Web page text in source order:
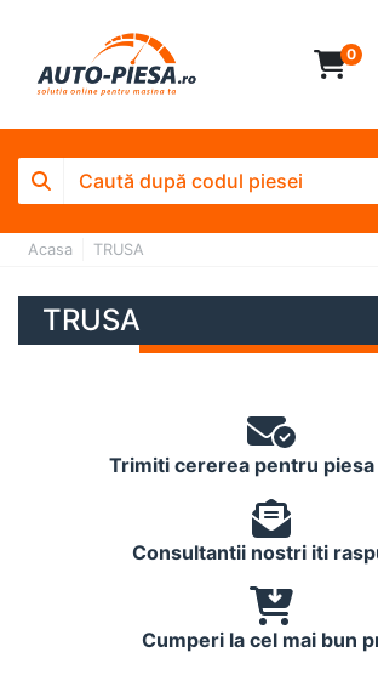
0
Acasa TRUSA
TRUSA
Trimiti cererea pentru
Consultantii nostri iti
Cumperi la cel mai bun